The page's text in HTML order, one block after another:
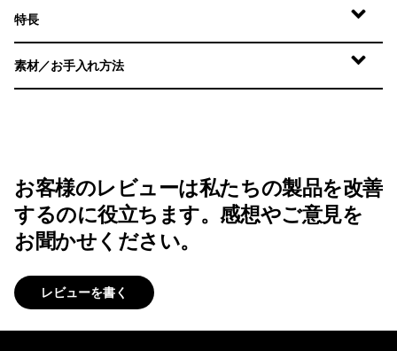
特長
素材／お手入れ方法
お客様のレビューは私たちの製品を改善
するのに役立ちます。感想やご意見を
お聞かせください。
レビューを書く